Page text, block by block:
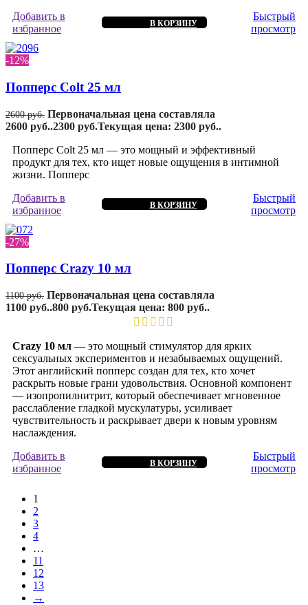
Добавить в
избранное
В КОРЗИНУ
Быстрый
просмотр
-12%
Попперс Colt 25 мл
2600руб. Первоначальная цена составляла
2600 руб..2300 руб.Текущая цена: 2300 руб..
Попперс Colt 25 мл — это мощный и эффективный
продукт для тех, кто ищет новые ощущения в интимной
жизни. Попперс
Добавить в
избранное
В КОРЗИНУ
Быстрый
просмотр
-27%
Попперс Crazy 10 мл
1100руб. Первоначальная цена составляла
1100 руб..800 руб.Текущая цена: 800 руб..
Crazy 10 мл — это мощный стимулятор для ярких
сексуальных экспериментов и незабываемых ощущений.
Этот английский попперс создан для тех, кто хочет
раскрыть новые грани удовольствия. Основной компонент
— изопропилнитрит, который обеспечивает мгновенное
расслабление гладкой мускулатуры, усиливает
чувствительность и раскрывает двери к новым уровням
наслаждения.
Добавить в
избранное
В КОРЗИНУ
Быстрый
просмотр
1
2
3
4
…
11
12
13
→